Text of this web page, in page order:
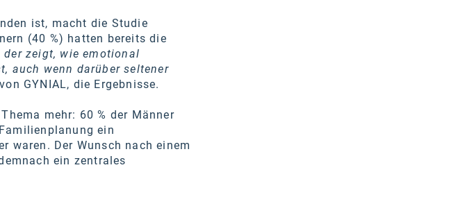
ist, macht die Studie
(40 %) hatten bereits die
der zeigt, wie emotional
auch wenn darüber seltener
GYNIAL, die Ergebnisse.
mehr: 60 % der Männer
ein
waren. Der Wunsch nach einem
ein zentrales